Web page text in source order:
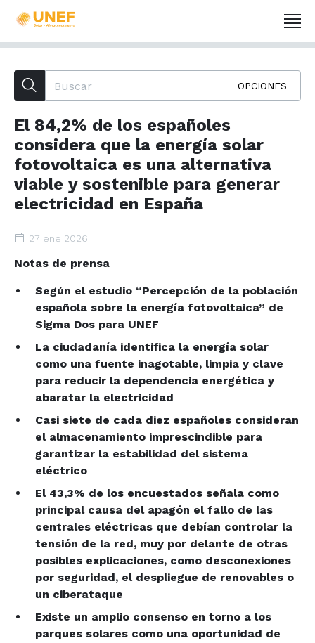
OPCIONES
El 84,2% de los españoles
considera que la energía solar
fotovoltaica es una alternativa
viable y sostenible para generar
electricidad en España
27 ene 2026
Notas de prensa
Según el estudio “Percepción de la población
española sobre la energía fotovoltaica” de
Sigma Dos para UNEF
La ciudadanía identifica la energía solar
como una fuente inagotable, limpia y clave
para reducir la dependencia energética y
abaratar la electricidad
Casi siete de cada diez españoles consideran
el almacenamiento imprescindible para
garantizar la estabilidad del sistema
eléctrico
El 43,3% de los encuestados señala como
principal causa del apagón el fallo de las
centrales eléctricas que debían controlar la
tensión de la red, muy por delante de otras
posibles explicaciones, como desconexiones
por seguridad, el despliegue de renovables o
un ciberataque
Existe un amplio consenso en torno a los
parques solares como una oportunidad de